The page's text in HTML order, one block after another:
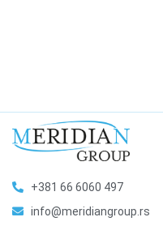
+381 66 6060 497
info@meridiangroup.rs